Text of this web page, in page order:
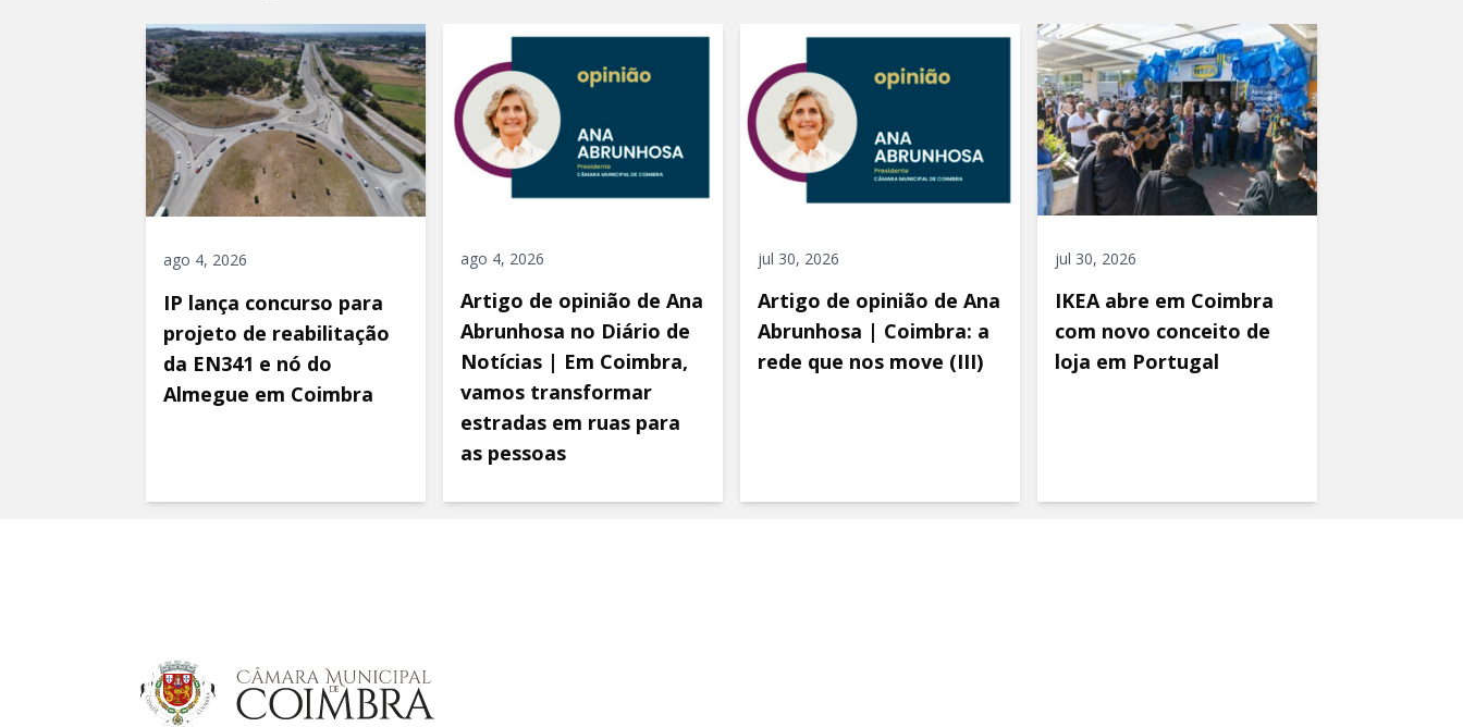
ago 4, 2026
IP lança concurso para
projeto de reabilitação
da EN341 e nó do
Almegue em Coimbra
ago 4, 2026
Artigo de opinião de Ana
Abrunhosa no Diário de
Notícias | Em Coimbra,
vamos transformar
estradas em ruas para
as pessoas
jul 30, 2026
Artigo de opinião de Ana
Abrunhosa | Coimbra: a
rede que nos move (III)
jul 30, 2026
IKEA abre em Coimbra
com novo conceito de
loja em Portugal